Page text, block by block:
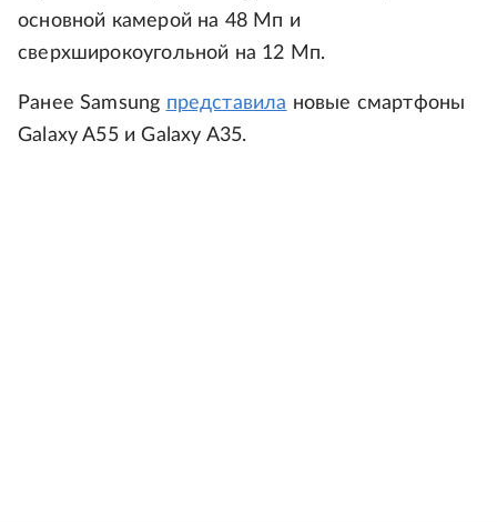
основной камерой на 48 Мп и
сверхширокоугольной на 12 Мп.
Ранее Samsung представила новые смартфоны
Galaxy A55 и Galaxy A35.